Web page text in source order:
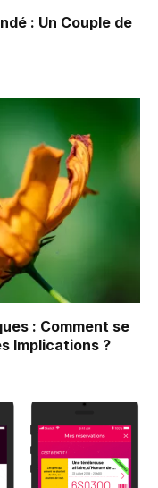
: Un Couple de
: Comment se
Implications ?